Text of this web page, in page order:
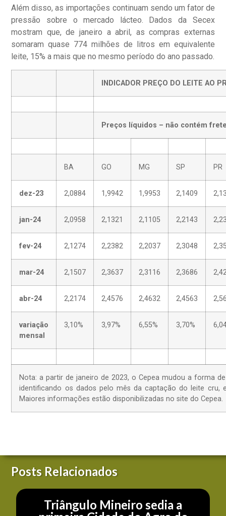
Além disso, as importações continuam sendo um fator de
pressão sobre o mercado lácteo. Dados da Secex
mostram que, de janeiro a abril, as compras externas
somaram quase 774 milhões de litros em equivalente
leite, 15% a mais que no mesmo período do ano passado.
INDICADOR PREÇO DO LEITE AO
Preços líquidos – não contém
BA GO MG SP PR
dez-23 2,0884 1,9942 1,9953 2,1409
jan-24 2,0958 2,1321 2,1105 2,2143
fev-24 2,1274 2,2382 2,2037 2,3048
mar-24 2,1507 2,3637 2,3116 2,3686
abr-24 2,2174 2,4576 2,4632 2,4563
variação
mensal
3,10% 3,97% 6,55% 3,70%
Nota: a partir de janeiro de 2023, o Cepea mudou a forma
identificando os dados pelo mês da captação do leite cru,
Maiores informações estão disponibilizadas no site do Cepea.
Posts Relacionados
Triângulo Mineiro sedia a